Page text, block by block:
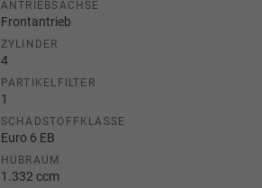
ANTRIEBSACHSE
Frontantrieb
ZYLINDER
4
PARTIKELFILTER
1
SCHADSTOFFKLASSE
Euro 6 EB
HUBRAUM
1.332 ccm